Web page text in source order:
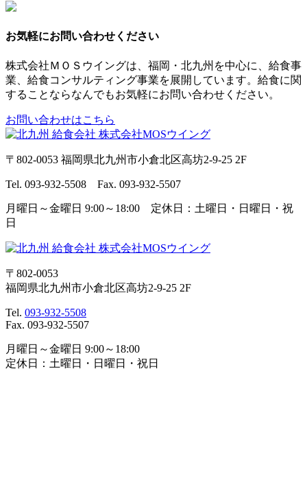
お気軽にお問い合わせください
株式会社ＭＯＳウイングは、福岡・北九州を中心に、給食事
業、給食コンサルティング事業を展開しています。給食に関
することならなんでもお気軽にお問い合わせください。
お問い合わせはこちら
〒802-0053 福岡県北九州市小倉北区高坊2-9-25 2F
Tel. 093-932-5508 Fax. 093-932-5507
月曜日～金曜日 9:00～18:00 定休日：土曜日・日曜日・祝
日
〒802-0053
福岡県北九州市小倉北区高坊2-9-25 2F
Tel. 093-932-5508
Fax. 093-932-5507
月曜日～金曜日 9:00～18:00
定休日：土曜日・日曜日・祝日